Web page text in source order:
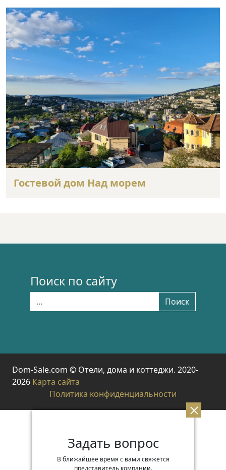
Гостевой дом Над морем
Поиск по сайту
Поиск
Dom-Sale.com © Отели, дома и коттеджи. 2020-
2026 Карта сайта
Политика конфиденциальности
Задать вопрос
В ближайшее время с вами свяжется